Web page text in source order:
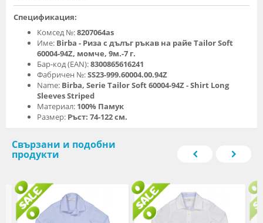
Спецификация:
Комсед №:8207064as
Име: Birba - Риза с дълъг ръкав на райе Tailor Soft
60004-94Z, момче, 9м.-7 г.
Бар-код (EAN):8300865616241
Фабричен №:SS23-999.60004.00.94Z
Name: Birba, Serie Tailor Soft 60004-94Z - Shirt Long
Sleeves Striped
Материал: 100% Памук
Размер: Ръст: 74-122 см.
Свързани и подобни
продукти